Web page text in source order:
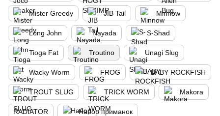
Mister Greedy JIB Tail Minnow
Long John Nayada S-Shad
Tioga Fat Troutino Unagi Slug
Wacky Worm FROG BABY ROCKFISH
TROUT SLUG TRICK WORM Makora
RADIATOR Набор приманок